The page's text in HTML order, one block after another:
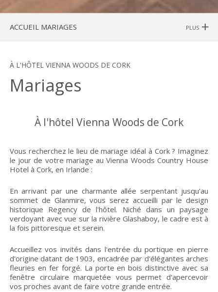
PLUS
ACCUEIL MARIAGES
À L'HÔTEL VIENNA WOODS DE CORK
Mariages
À l'hôtel Vienna Woods de Cork
Vous recherchez le lieu de mariage idéal à Cork ? Imaginez
le jour de votre mariage au Vienna Woods Country House
Hotel à Cork, en Irlande :
En arrivant par une charmante allée serpentant jusqu'au
sommet de Glanmire, vous serez accueilli par le design
historique Regency de l'hôtel. Niché dans un paysage
verdoyant avec vue sur la rivière Glashaboy, le cadre est à
la fois pittoresque et serein.
Accueillez vos invités dans l'entrée du portique en pierre
d'origine datant de 1903, encadrée par d'élégantes arches
fleuries en fer forgé. La porte en bois distinctive avec sa
fenêtre circulaire marquetée vous permet d'apercevoir
vos proches avant de faire votre grande entrée.